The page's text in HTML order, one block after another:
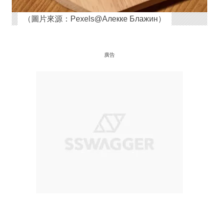
（圖片來源：Pexels@Алекке Блажин）
廣告